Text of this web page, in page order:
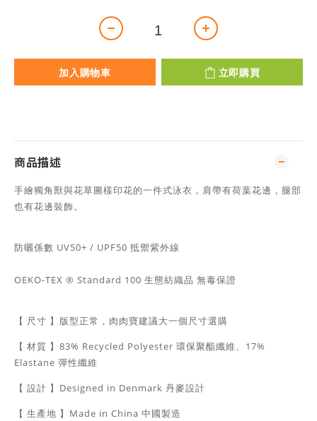
加入購物車 立即購買
商品描述
手繪獨角獸與花草圖樣印花的一件式泳衣，肩帶有荷葉花邊，腿部
也有花邊裝飾。
防曬係數 UV50+ / UPF50 抵禦紫外線
OEKO-TEX ® Standard 100 生態紡織品 無毒保證
【 尺寸 】 版型正常，肉肉寶建議大一個尺寸選購
【 材質 】83% Recycled Polyester 環保聚酯纖維、17%
Elastane 彈性纖維
【 設計 】Designed in Denmark 丹麥設計
【 生產地 】Made in China 中國製造